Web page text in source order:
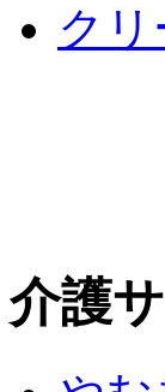
ク
介護